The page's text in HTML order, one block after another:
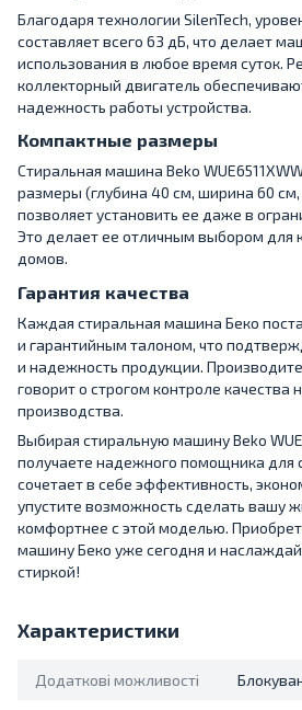
Благодаря технологии SilenTech,
составляет всего 63 дБ, что делает
использования в любое время суток.
коллекторный двигатель
надежность работы устройства.
Компактные размеры
Стиральная машина Beko
размеры (глубина 40 см, ширина 60
позволяет установить ее даже в
Это делает ее отличным выбором для
домов.
Гарантия качества
Каждая стиральная машина Беко
и гарантийным талоном, что
и надежность продукции.
говорит о строгом контроле качества
производства.
Выбирая стиральную машину Beko
получаете надежного помощника для
сочетает в себе эффективность,
упустите возможность сделать вашу
комфортнее с этой моделью.
машину Беко уже сегодня и
стиркой!
Характеристики
Додаткові можливості